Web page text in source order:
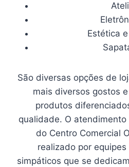
Estética
São diversas opções de
mais diversos gostos
produtos
qualidade. O
do Centro Comercial
realizado por
simpáticos que se